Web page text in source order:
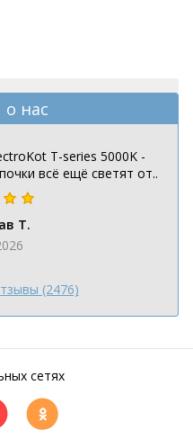
нас
T-series 5000K -
всё ещё светят от..
Т.
(2476)
сетях